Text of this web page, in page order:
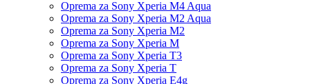
Oprema za Sony Xperia M4 Aqua
Oprema za Sony Xperia M2 Aqua
Oprema za Sony Xperia M2
Oprema za Sony Xperia M
Oprema za Sony Xperia T3
Oprema za Sony Xperia T
Oprema za Sony Xperia E4g